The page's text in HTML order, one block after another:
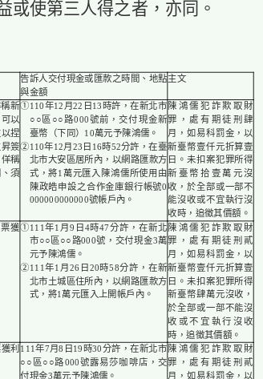
或使第三人得之者，亦同。
告訴人交付現金或匯款之時間、地點
與金額
主文
新
以
捏
簽
稱
須
①110年12月22日13時許，在新北市
○○區○○路000號前，交付現金新
臺幣（下同）10萬元予陳鴻儒。
②110年12月23日16時52分許，在臺
北市大安區居所內，以網路匯款方
式，將1萬元匯入陳鴻儒所使用由
陳政皓申設之合作金庫銀行帳號0
000000000000號帳戶內。
陳鴻儒犯詐欺取財
罪，處有期徒刑肆
月，如易科罰金，以
新臺幣壹仟元折算壹
日。未扣案犯罪所得
新臺幣拾壹萬元沒
收，於全部或一部不
能沒收或不宜執行沒
收時，追徵其價額。
獲①111年1月9日4時47分許，在新北
市○○區○○路000號，交付現金3萬
元予陳鴻儒。
②111年1月26日20時58分許，在新
北市土城區住所內，以網路匯款方
式，將1萬元匯入上開帳戶內。
陳鴻儒犯詐欺取財
罪，處有期徒刑貳
月，如易科罰金，以
新臺幣壹仟元折算壹
日。未扣案犯罪所得
新臺幣肆萬元沒收，
於全部或一部不能沒
收或不宜執行沒收
時，追徵其價額。
利 111年7月8日19時30分許，在新北市
○○區○○路000號露易莎咖啡店，交
付現金3萬元予陳鴻儒。
陳鴻儒犯詐欺取財
罪，處有期徒刑貳
月，如易科罰金，以